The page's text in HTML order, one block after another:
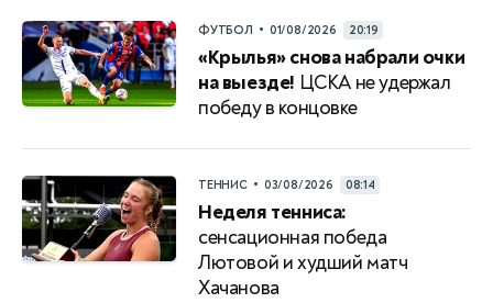
ФУТБОЛ • 01/08/2026 20:19
«Крылья» снова набрали очки
на выезде! ЦСКА не удержал
победу в концовке
ТЕННИС • 03/08/2026 08:14
Неделя тенниса:
сенсационная победа
Лютовой и худший матч
Хачанова